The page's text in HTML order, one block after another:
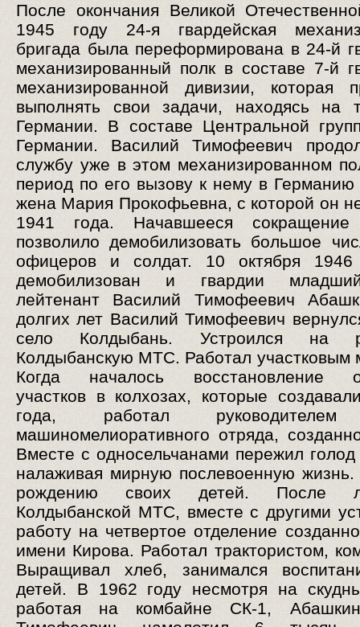
После окончания Великой
1945 году 24-я гвардейская
бригада была переформирована в 24-й
механизированный полк в составе 7-й
механизированной дивизии, которая
выполнять свои задачи, находясь на
Германии. В составе Центральной
Германии. Василий Тимофеевич
службу уже в этом механизированном
период по его вызову к нему в Германию
жена Мария Прокофьевна, с которой он
1941 года. Начавшееся
позволило демобилизовать большое
офицеров и солдат. 10 октября
демобилизован и гвардии
лейтенант Василий Тимофеевич
долгих лет Василий Тимофеевич
село Колдыбань. Устроился на
Колдыбанскую МТС. Работал участковым
Когда началось восстановление
участков в колхозах, которые
года, работал руководителем
машиномелиоративного отряда,
Вместе с односельчанами пережил
налаживая мирную послевоенную жизнь.
рождению своих детей. После
Колдыбанской МТС, вместе с другими
работу на четвертое отделение
имени Кирова. Работал трактористом,
Выращивал хлеб, занимался
детей. В 1962 году несмотря на
работая на комбайне СК-1,